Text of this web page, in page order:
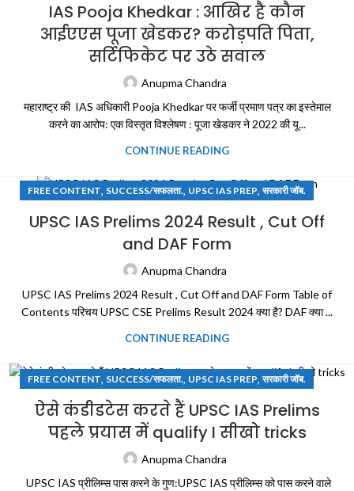
IAS Pooja Khedkar : आखिर है कौन
आईएएस पूजा खेडकर? करोड़पति पिता,
सर्टिफिकेट पर उठे सवाल
Anupma Chandra
महाराष्ट्र की IAS अधिकारी Pooja Khedkar पर फर्जी प्रमाण पत्र का इस्तेमाल
करने का आरोप: एक विस्तृत विश्लेषण : पूजा खेडकर ने 2022 की यू...
CONTINUE READING
FREE CONTENT, SUCCESS/सफलता., UPSC IAS PREP, सरकारी जॉब.
UPSC IAS Prelims 2024 Result , Cut Off
and DAF Form
Anupma Chandra
UPSC IAS Prelims 2024 Result , Cut Off and DAF Form Table of
Contents परिचय UPSC CSE Prelims Result 2024 क्या है? DAF क्या ...
CONTINUE READING
FREE CONTENT, SUCCESS/सफलता., UPSC IAS PREP, सरकारी जॉब.
ऐसे कंडीडटेस करते हैं UPSC IAS Prelims
पहले प्रयास में qualify I सीखो tricks
Anupma Chandra
UPSC IAS प्रीलिम्स पास करने के गुण:UPSC IAS प्रीलिम्स को पास करने वाले